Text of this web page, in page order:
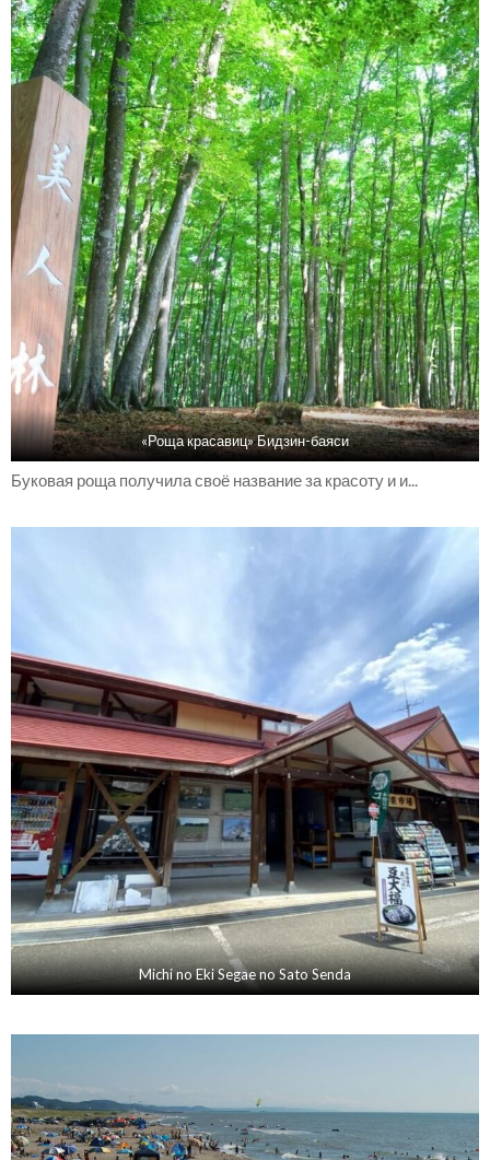
«Роща красавиц» Бидзин-баяси
Буковая роща получила своё название за красоту и и...
Michi no Eki Segae no Sato Senda